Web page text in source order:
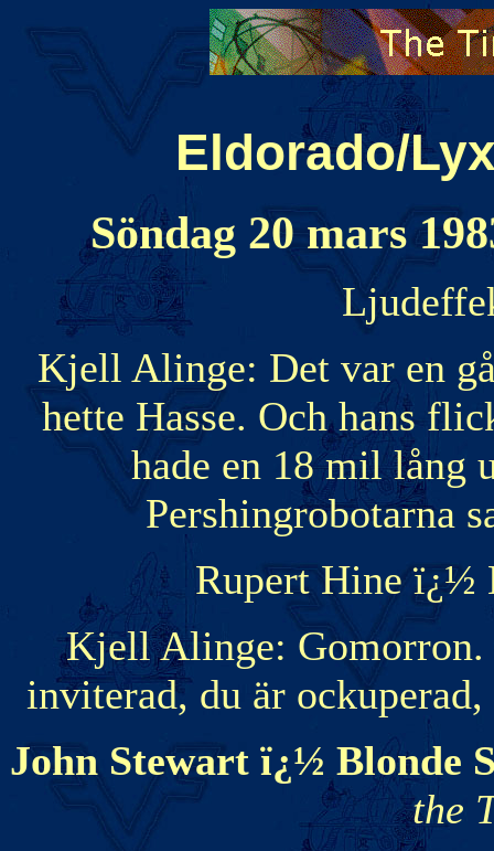
Eldorado/
Söndag 20 mars
Kjell Alinge: Det var en
hette Hasse. Och hans
hade en 18 mil lång
Pershingrobotarna
Rupert Hine ï¿½
Kjell Alinge:
inviterad, du är
John Stewart ï¿½ Blonde
the